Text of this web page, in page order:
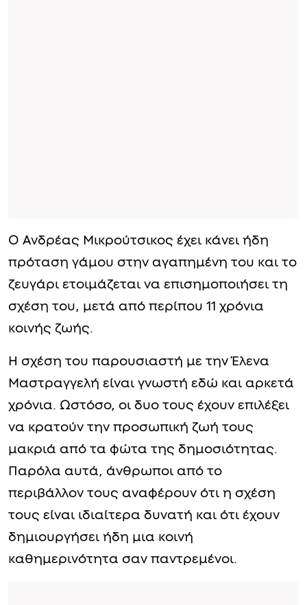
Ο Ανδρέας Μικρούτσικος έχει κάνει ήδη
πρόταση γάμου στην αγαπημένη του και το
ζευγάρι ετοιμάζεται να επισημοποιήσει τη
σχέση του, μετά από περίπου 11 χρόνια
κοινής ζωής.
Η σχέση του παρουσιαστή με την Έλενα
Μαστραγγελή είναι γνωστή εδώ και αρκετά
χρόνια. Ωστόσο, οι δυο τους έχουν επιλέξει
να κρατούν την προσωπική ζωή τους
μακριά από τα φώτα της δημοσιότητας.
Παρόλα αυτά, άνθρωποι από το
περιβάλλον τους αναφέρουν ότι η σχέση
τους είναι ιδιαίτερα δυνατή και ότι έχουν
δημιουργήσει ήδη μια κοινή
καθημερινότητα σαν παντρεμένοι.